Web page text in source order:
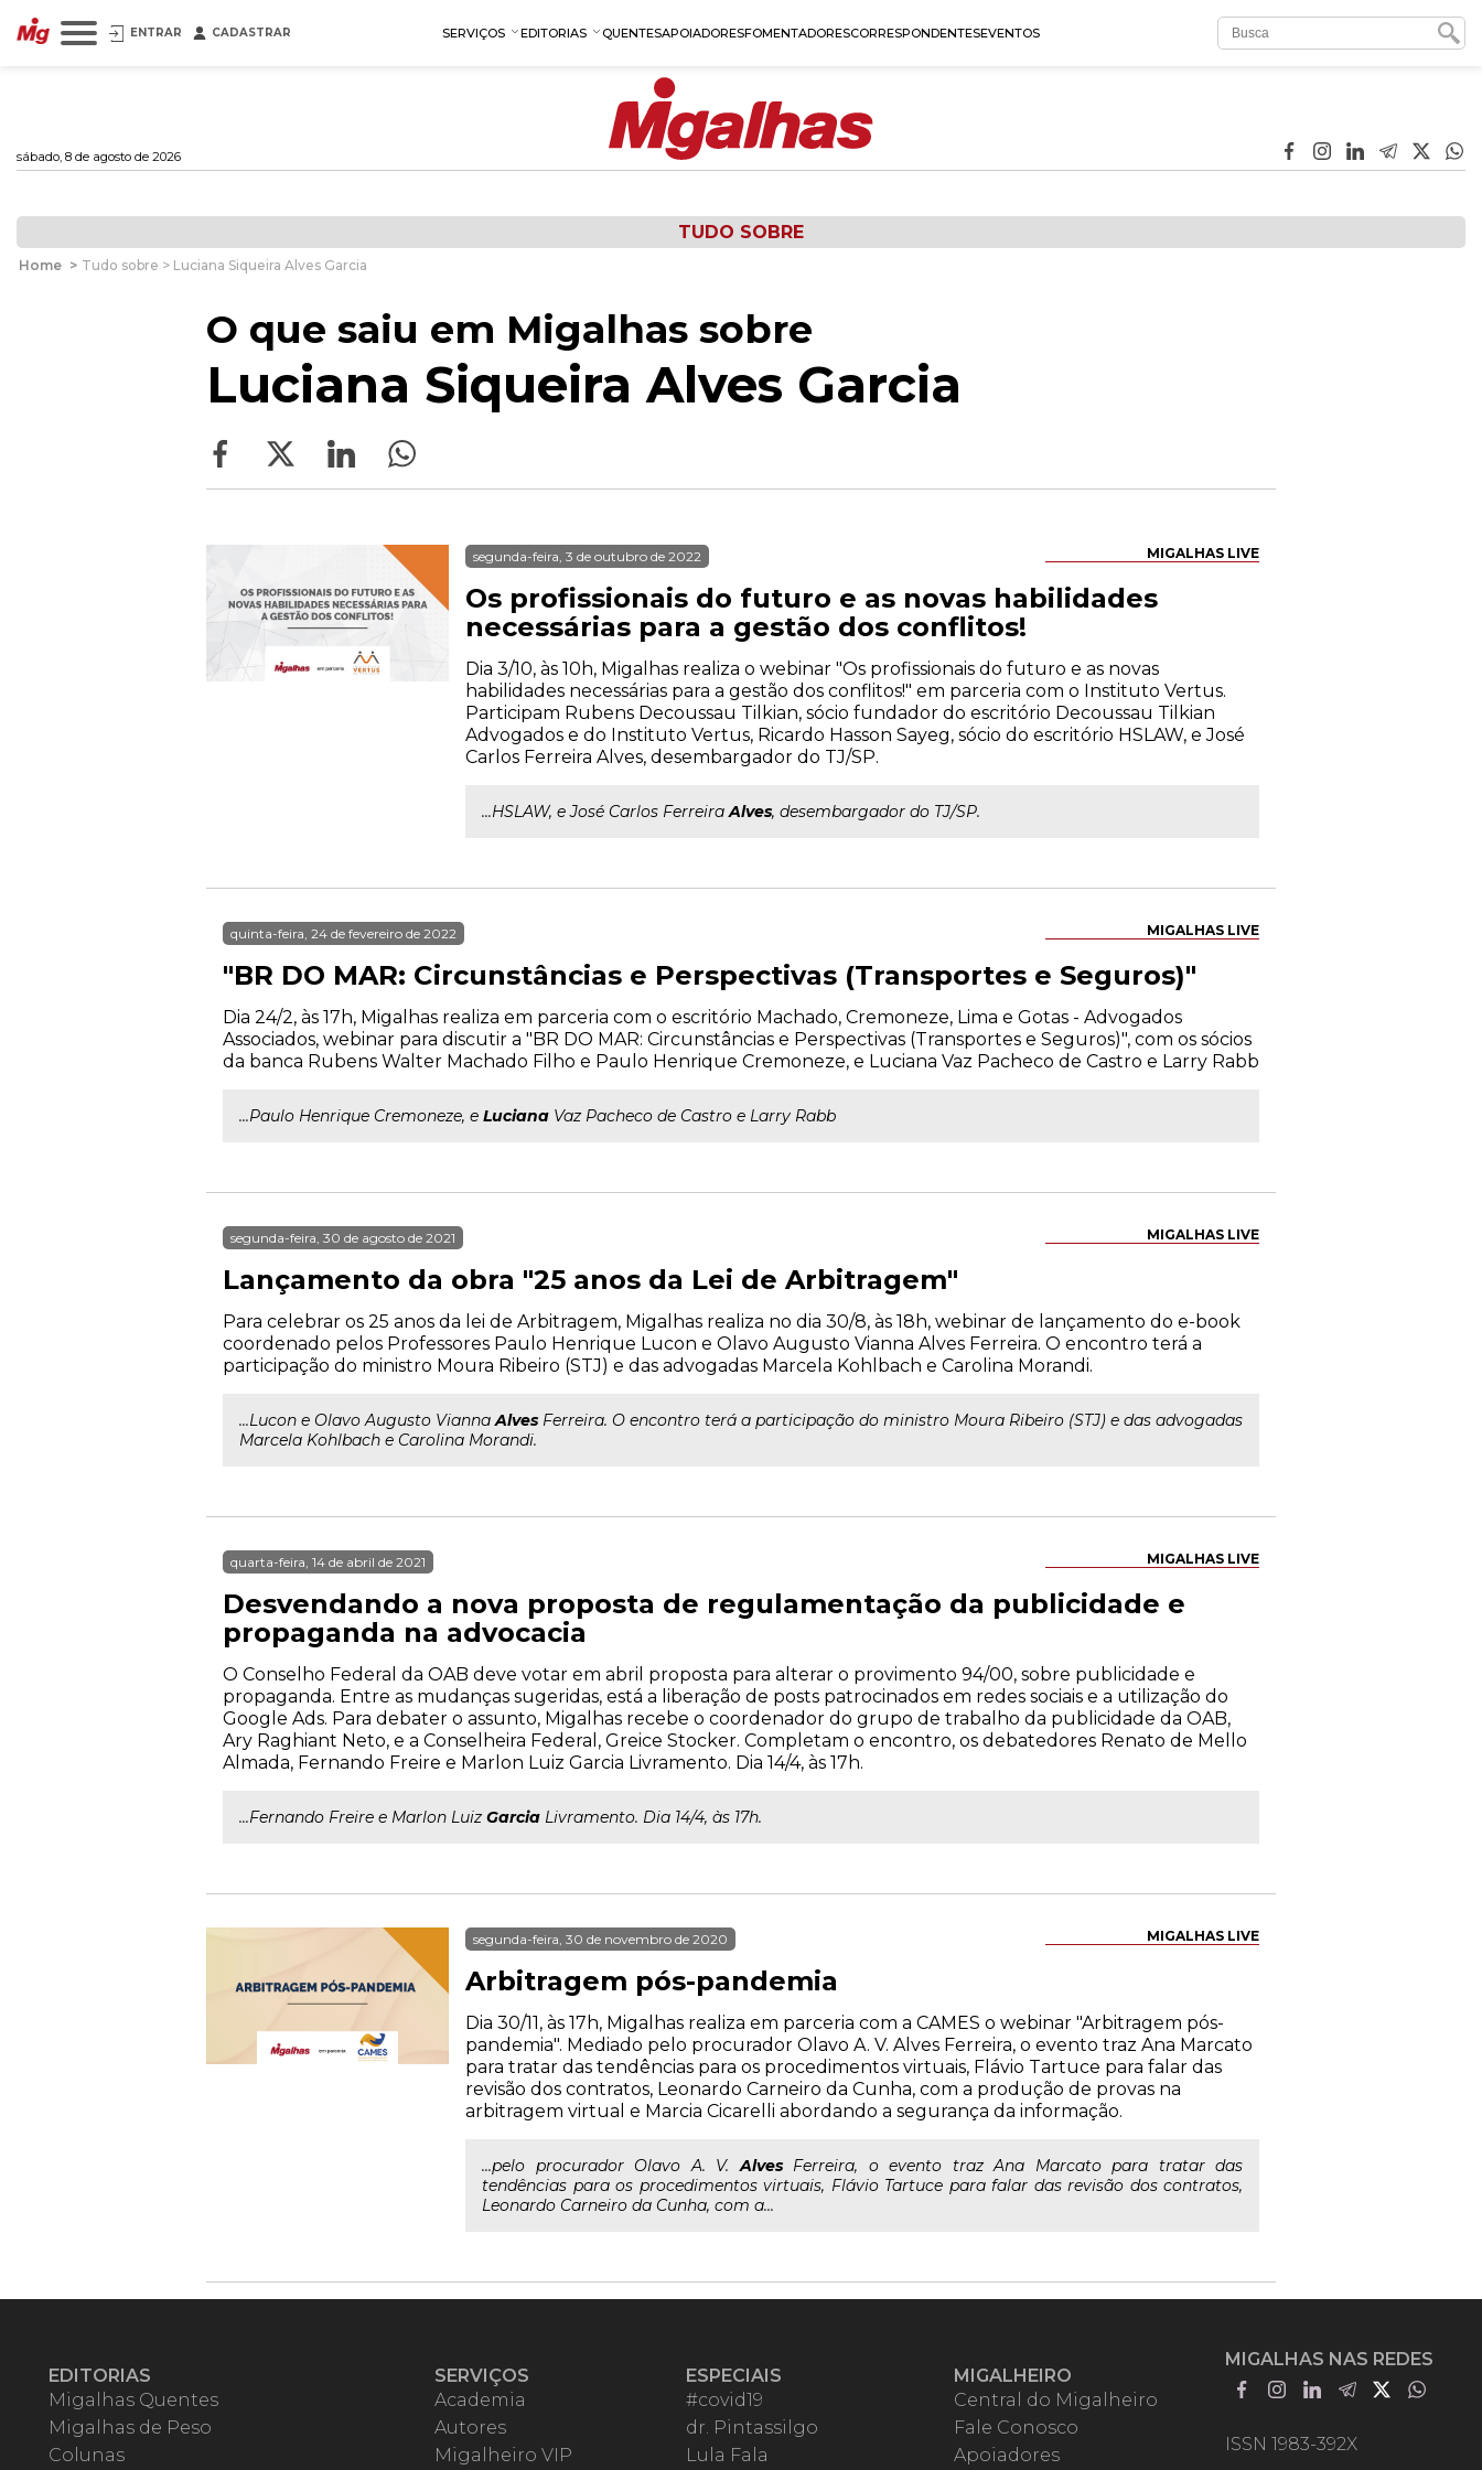
ENTRAR CADASTRAR SERVIÇOS EDITORIAS QUENTESAPOIADORESFOMENTADORESCORRESPONDENTESEVENTOS
sábado, 8 de agosto de 2026
TUDO SOBRE
Home > Tudo sobre > Luciana Siqueira Alves Garcia
O que saiu em Migalhas sobre
Luciana Siqueira Alves Garcia
MIGALHAS LIVE
segunda-feira, 3 de outubro de 2022
Os profissionais do futuro e as novas habilidades
necessárias para a gestão dos conflitos!
Dia 3/10, às 10h, Migalhas realiza o webinar "Os profissionais do futuro e as novas
habilidades necessárias para a gestão dos conflitos!" em parceria com o Instituto Vertus.
Participam Rubens Decoussau Tilkian, sócio fundador do escritório Decoussau Tilkian
Advogados e do Instituto Vertus, Ricardo Hasson Sayeg, sócio do escritório HSLAW, e José
Carlos Ferreira Alves, desembargador do TJ/SP.
...HSLAW, e José Carlos FerreiraAlves, desembargador do TJ/SP.
MIGALHAS LIVE
quinta-feira, 24 de fevereiro de 2022
"BR DO MAR: Circunstâncias e Perspectivas (Transportes e Seguros)"
Dia 24/2, às 17h, Migalhas realiza em parceria com o escritório Machado, Cremoneze, Lima e Gotas - Advogados
Associados, webinar para discutir a "BR DO MAR: Circunstâncias e Perspectivas (Transportes e Seguros)", com os sócios
da banca Rubens Walter Machado Filho e Paulo Henrique Cremoneze, e Luciana Vaz Pacheco de Castro e Larry Rabb
...Paulo Henrique Cremoneze, e Luciana Vaz Pacheco de Castro e Larry Rabb
MIGALHAS LIVE
segunda-feira, 30 de agosto de 2021
Lançamento da obra "25 anos da Lei de Arbitragem"
Para celebrar os 25 anos da lei de Arbitragem, Migalhas realiza no dia 30/8, às 18h, webinar de lançamento do e-book
coordenado pelos Professores Paulo Henrique Lucon e Olavo Augusto Vianna Alves Ferreira. O encontro terá a
participação do ministro Moura Ribeiro (STJ) e das advogadas Marcela Kohlbach e Carolina Morandi.
...Lucon e Olavo Augusto ViannaAlves Ferreira. O encontro terá a participação do ministro Moura Ribeiro (STJ) e das advogadas
Marcela Kohlbach e Carolina Morandi.
MIGALHAS LIVE
quarta-feira, 14 de abril de 2021
Desvendando a nova proposta de regulamentação da publicidade e
propaganda na advocacia
O Conselho Federal da OAB deve votar em abril proposta para alterar o provimento 94/00, sobre publicidade e
propaganda. Entre as mudanças sugeridas, está a liberação de posts patrocinados em redes sociais e a utilização do
Google Ads. Para debater o assunto, Migalhas recebe o coordenador do grupo de trabalho da publicidade da OAB,
Ary Raghiant Neto, e a Conselheira Federal, Greice Stocker. Completam o encontro, os debatedores Renato de Mello
Almada, Fernando Freire e Marlon Luiz Garcia Livramento. Dia 14/4, às 17h.
...Fernando Freire e Marlon LuizGarcia Livramento. Dia 14/4, às 17h.
MIGALHAS LIVE
segunda-feira, 30 de novembro de 2020
Arbitragem pós-pandemia
Dia 30/11, às 17h, Migalhas realiza em parceria com a CAMES o webinar "Arbitragem pós-
pandemia". Mediado pelo procurador Olavo A. V. Alves Ferreira, o evento traz Ana Marcato
para tratar das tendências para os procedimentos virtuais, Flávio Tartuce para falar das
revisão dos contratos, Leonardo Carneiro da Cunha, com a produção de provas na
arbitragem virtual e Marcia Cicarelli abordando a segurança da informação.
...pelo procurador Olavo A. V.AlvesFerreira, o evento traz Ana Marcato para tratar das
tendências para os procedimentos virtuais, Flávio Tartuce para falar das revisão dos contratos,
Leonardo Carneiro da Cunha, com a...
EDITORIAS
Migalhas Quentes
Migalhas de Peso
Colunas
SERVIÇOS
Academia
Autores
Migalheiro VIP
ESPECIAIS
#covid19
dr. Pintassilgo
Lula Fala
MIGALHEIRO
Central do Migalheiro
Fale Conosco
Apoiadores
MIGALHAS NAS REDES
ISSN 1983-392X